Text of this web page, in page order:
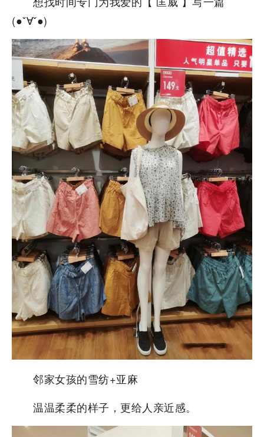
(●ˇ∀ˇ●)
邻家女孩的雪纺+亚麻
温温柔柔的样子，更给人亲近感。